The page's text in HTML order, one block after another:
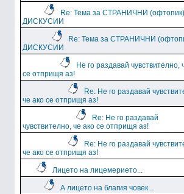
Re: Тема за СТРАНИЧНИ (офтопик)
ДИСКУСИИ
Re: Тема за СТРАНИЧНИ
ДИСКУСИИ
Не го раздавай чувствително,
се отприщя аз!
Re: Не го раздавай
че ако се отприщя аз!
Re: Не го раздавай
чувствително, че ако се отприщя аз!
Re: Не го раздавай
че ако се отприщя аз!
Лицето на лицемерието...
А лицето на благия човек...